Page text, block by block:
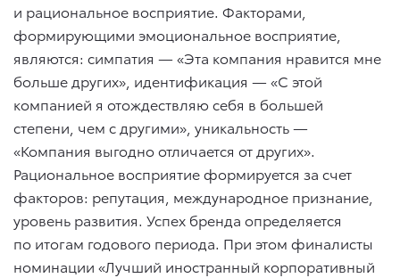
и рациональное восприятие. Факторами,
формирующими эмоциональное восприятие,
являются: симпатия — «Эта компания нравится мне
больше других», идентификация — «С этой
компанией я отождествляю себя в большей
степени, чем с другими», уникальность —
«Компания выгодно отличается от других».
Рациональное восприятие формируется за счет
факторов: репутация, международное признание,
уровень развития. Успех бренда определяется
по итогам годового периода. При этом финалисты
номинации «Лучший иностранный корпоративный